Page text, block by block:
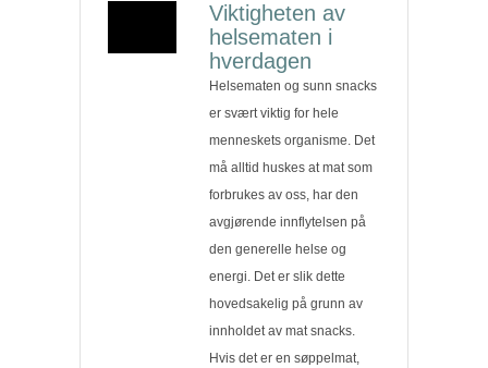
Viktigheten av
helsematen i
hverdagen
Helsematen og sunn snacks
er svært viktig for hele
menneskets organisme. Det
må alltid huskes at mat som
forbrukes av oss, har den
avgjørende innflytelsen på
den generelle helse og
energi. Det er slik dette
hovedsakelig på grunn av
innholdet av mat snacks.
Hvis det er en søppelmat,